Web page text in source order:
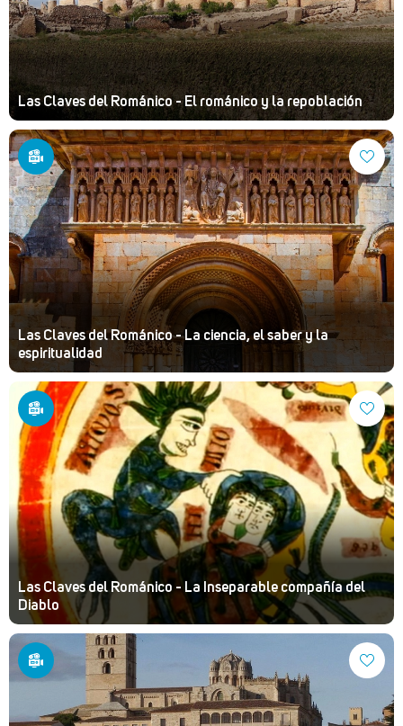
Las Claves del Románico - El románico y la repoblación
Las Claves del Románico - La ciencia, el saber y la
espiritualidad
Las Claves del Románico - La Inseparable compañía del
Diablo